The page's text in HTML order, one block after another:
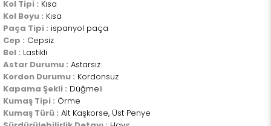
Kol Tipi : Kısa
Kol Boyu : Kısa
Paça Tipi : ispanyol paça
Cep : Cepsiz
Bel : Lastikli
Astar Durumu : Astarsız
Kordon Durumu : Kordonsuz
Kapama Şekli : Düğmeli
Kumaş Tipi : Örme
Kumaş Türü : Alt Kaşkorse, Üst Penye